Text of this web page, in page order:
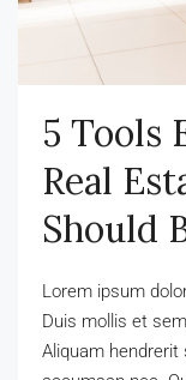
5 Tools
Real
Should
Lorem ipsum
Duis mollis et
Aliquam